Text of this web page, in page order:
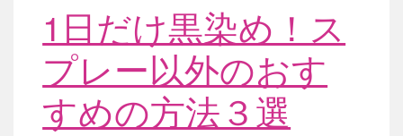
1日だけ黒染め！ス
プレー以外のおす
すめの方法３選